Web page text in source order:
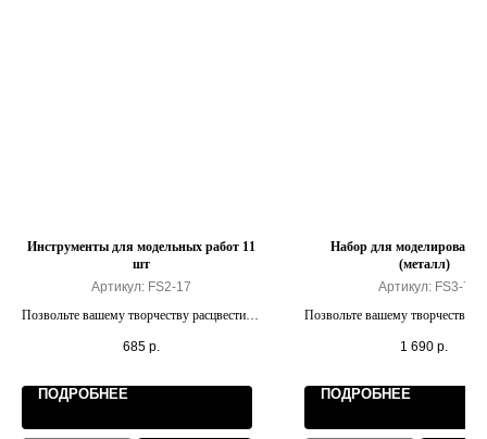
Инструменты для модельных работ 11
шт
Артикул: FS2-17
Позвольте вашему творчеству расцвести на
685 р.
ПОДРОБНЕЕ
Набор для
(металл)
Артикул: FS3-7
Позвольте вашему творчеству
1 690 р.
ПОДРОБНЕЕ